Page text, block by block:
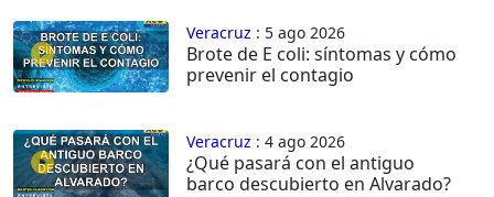
Veracruz : 5 ago 2026
Brote de E coli: síntomas y cómo
prevenir el contagio
Veracruz : 4 ago 2026
¿Qué pasará con el antiguo
barco descubierto en Alvarado?